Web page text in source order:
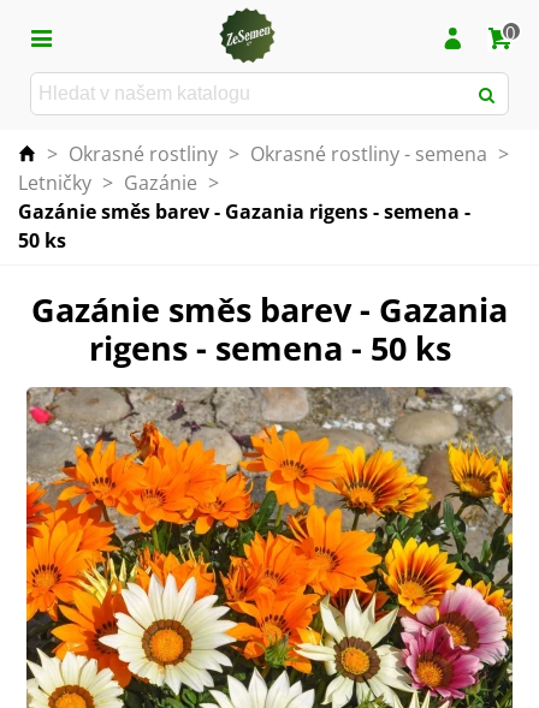
0
> Okrasné rostliny > Okrasné rostliny - semena >
Letničky > Gazánie >
Gazánie směs barev - Gazania rigens - semena -
50 ks
Gazánie směs barev - Gazania
rigens - semena - 50 ks